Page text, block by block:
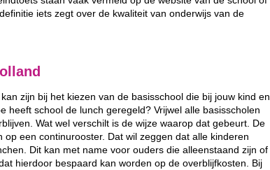
iets zegt over de kwaliteit van onderwijs van de
zijn bij het kiezen van de basisschool die bij jouw kind en
heeft school de lunch geregeld? Vrijwel alle basisscholen
Wat wel verschilt is de wijze waarop dat gebeurt. De
een continurooster. Dat wil zeggen dat alle kinderen
Dit kan met name voor ouders die alleenstaand zijn of
hierdoor bespaard kan worden op de overblijfkosten. Bij